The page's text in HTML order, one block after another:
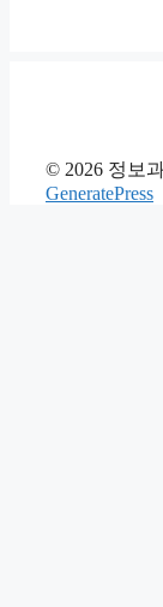
© 2026 정보
GeneratePress